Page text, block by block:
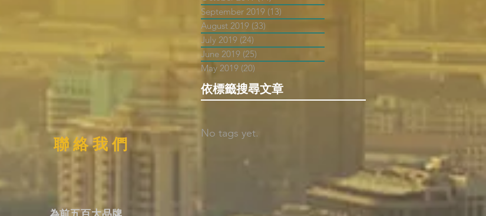
September 2019 (13)
August 2019 (33)
July 2019 (24)
June 2019 (25)
May 2019 (20)
依標籤搜尋文章
No tags yet.
聯 絡 我 們